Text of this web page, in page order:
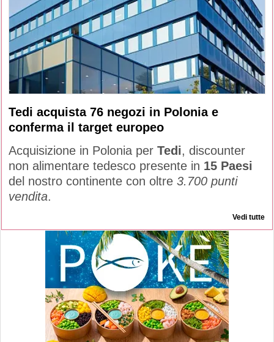
Tedi acquista 76 negozi in Polonia e
conferma il target europeo
Acquisizione in Polonia per Tedi, discounter
non alimentare tedesco presente in 15 Paesi
del nostro continente con oltre 3.700 punti
vendita.
Vedi tutte